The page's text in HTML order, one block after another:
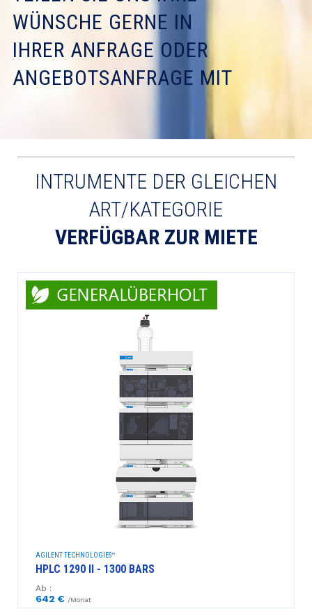
WÜNSCHE GERNE IN
IHRER ANFRAGE ODER
ANGEBOTSANFRAGE MIT
INTRUMENTE DER GLEICHEN
ART/KATEGORIE
VERFÜGBAR ZUR MIETE
AGILENT TECHNOLOGIES™
HPLC 1290 II - 1300 BARS
Ab :
642 € /Monat